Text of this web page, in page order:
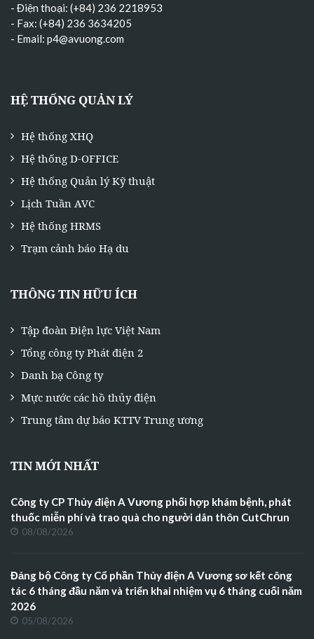
- Điện thoại: (+84) 236 2218953
- Fax: (+84) 236 3634205
- Email: p4@avuong.com
HỆ THỐNG QUẢN LÝ
Hệ thống XHQ
Hệ thống D-OFFICE
Hệ thống Quản lý Kỹ thuật
Lịch Tuần AVC
Hệ thống HRMS
Trạm cảnh báo Hạ du
THÔNG TIN HỮU ÍCH
Tập đoàn Điện lực Việt Nam
Tổng công ty Phát điện 2
Danh bạ Công ty
Mực nước các hồ thủy điện
Trung tâm dự báo KTTV Trung ương
TIN MỚI NHẤT
Công ty CP Thủy điện A Vương phối hợp khám bệnh, phát
thuốc miễn phí và trao quà cho người dân thôn CutChrun
08/08/2026
Đảng bộ Công ty Cổ phần Thủy điện A Vương sơ kết công
tác 6 tháng đầu năm và triển khai nhiệm vụ 6 tháng cuối năm
2026
05/08/2026